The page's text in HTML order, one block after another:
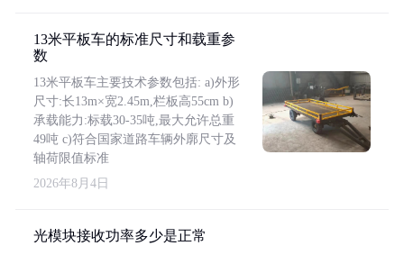
13米平板车的标准尺寸和载重参
数
13米平板车主要技术参数包括: a)外形
尺寸:长13m×宽2.45m,栏板高55cm b)
承载能力:标载30-35吨,最大允许总重
49吨 c)符合国家道路车辆外廓尺寸及
轴荷限值标准
2026年8月4日
光模块接收功率多少是正常